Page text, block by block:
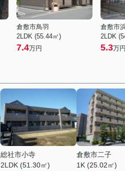
倉敷市鳥羽
2LDK (55.44㎡)
7.4万円
倉敷市
2LDK
5.3万円
総社市小寺
2LDK (51.30㎡)
倉敷市二子
1K (25.02㎡)